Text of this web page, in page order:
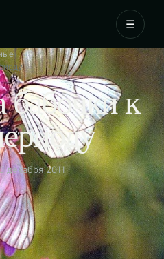
☰
›
бабочки к
декабря 2011